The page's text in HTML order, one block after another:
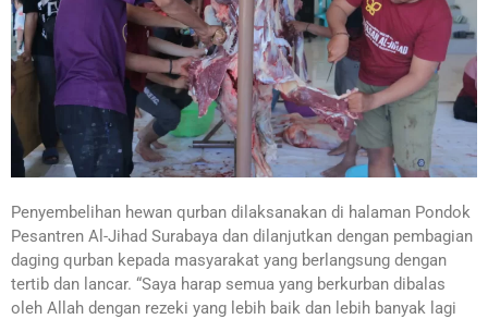
Penyembelihan hewan qurban dilaksanakan di halaman Pondok
Pesantren Al-Jihad Surabaya dan dilanjutkan dengan pembagian
daging qurban kepada masyarakat yang berlangsung dengan
tertib dan lancar. “Saya harap semua yang berkurban dibalas
oleh Allah dengan rezeki yang lebih baik dan lebih banyak lagi